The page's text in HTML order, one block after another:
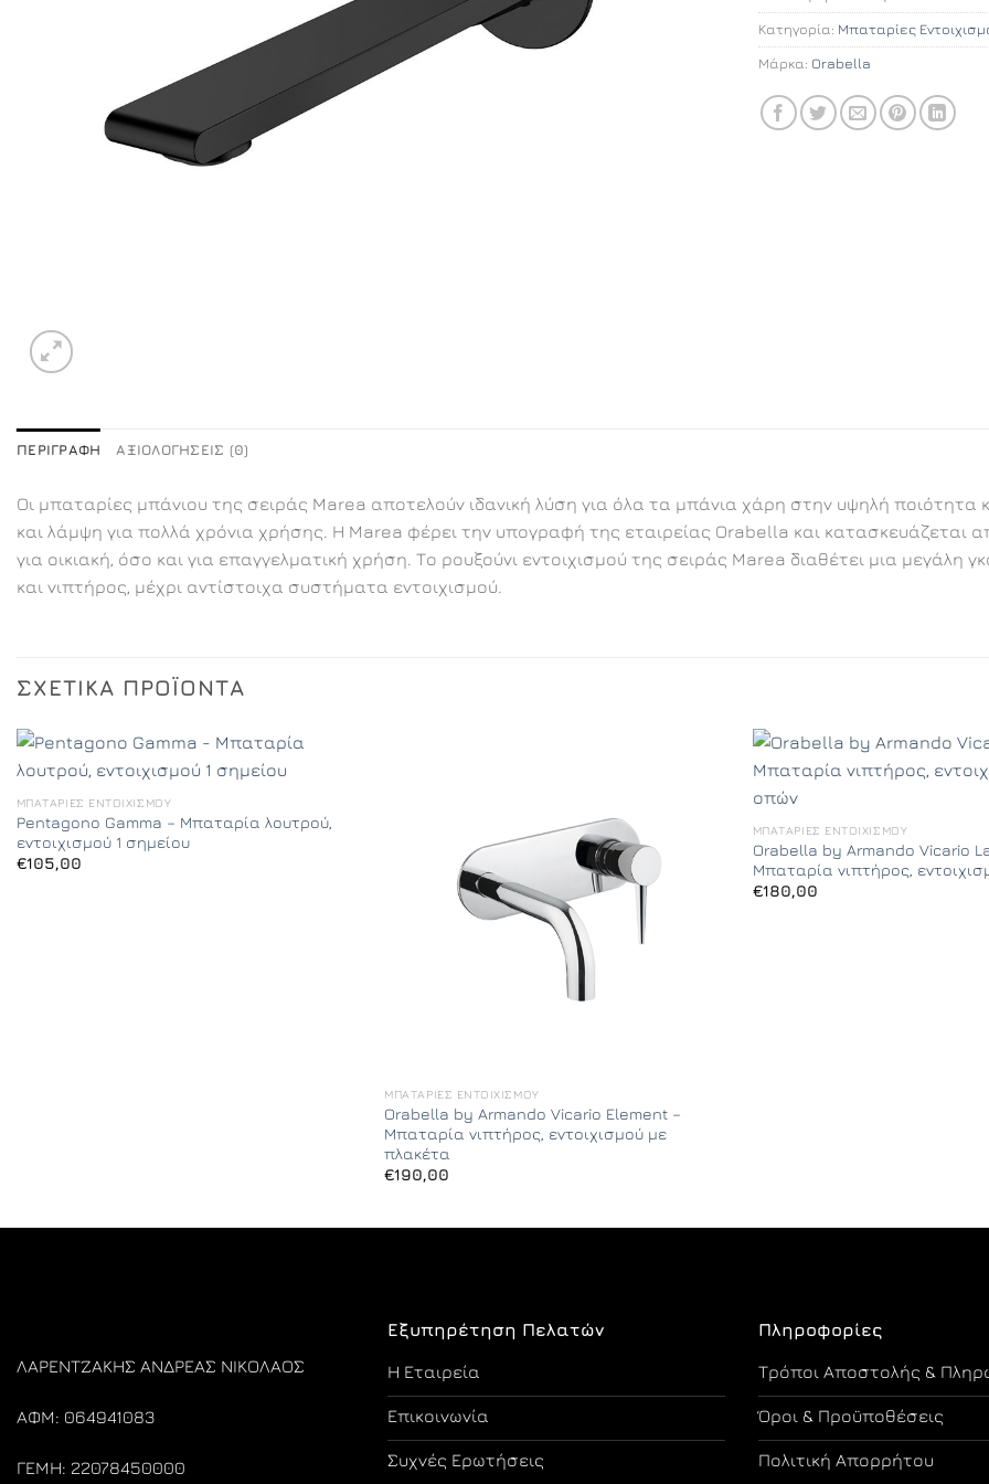
Κατηγορία: Μπαταρίες
Μάρκα: Orabella
ΠΕΡΙΓΡΑΦΉ ΑΞΙΟΛΟΓΉΣΕΙΣ (0)
Οι μπαταρίες μπάνιου της σειράς Marea αποτελούν ιδανική λύση για όλα τα μπάνια χάρη στην υψηλή
και λάμψη για πολλά χρόνια χρήσης. Η Marea φέρει την υπογραφή της εταιρείας Orabella και κατασκευάζεται
για οικιακή, όσο και για επαγγελματική χρήση. Το ρουξούνι εντοιχισμού της σειράς Marea διαθέτει μια
και νιπτήρος, μέχρι αντίστοιχα συστήματα εντοιχισμού.
ΣΧΕΤΙΚΆ ΠΡΟΪΌΝΤΑ
ΜΠΑΤΑΡΊΕΣ ΕΝΤΟΙΧΙΣΜΟΎ
Pentagono Gamma – Μπαταρία λουτρού,
εντοιχισμού 1 σημείου
€105,00
ΜΠΑΤΑΡΊΕΣ ΕΝΤΟΙΧΙΣΜΟΎ
Orabella by Armando Vicario Element –
Μπαταρία νιπτήρος, εντοιχισμού με
πλακέτα
€190,00
ΜΠΑΤΑΡΊΕΣ ΕΝΤΟΙΧΙΣΜΟΎ
Orabella by Armando Vicario
Μπαταρία νιπτήρος,
€180,00
ΛΑΡΕΝΤΖΑΚΗΣ ΑΝΔΡΕΑΣ ΝΙΚΟΛΑΟΣ
ΑΦΜ: 064941083
ΓΕΜΗ: 22078450000
Εξυπηρέτηση Πελατών
Η Εταιρεία
Επικοινωνία
Συχνές Ερωτήσεις
Πληροφορίες
Τρόποι Αποστολής &
Όροι & Προϋποθέσεις
Πολιτική Απορρήτου